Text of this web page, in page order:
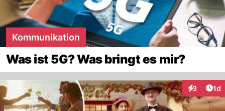
Kommunikation
Was ist 5G? Was bringt es mir?
3 1d